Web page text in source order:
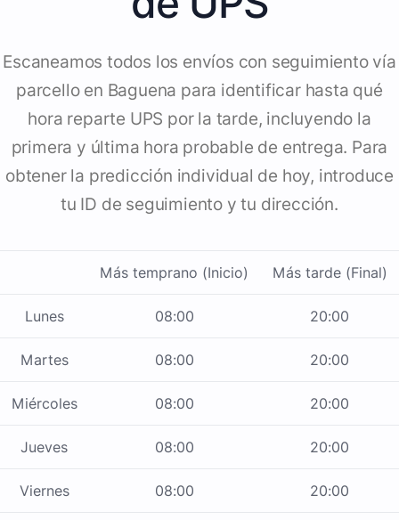
Escaneamos todos los envíos con seguimiento vía
parcello en Baguena para identificar hasta qué
hora reparte UPS por la tarde, incluyendo la
primera y última hora probable de entrega. Para
obtener la predicción individual de hoy, introduce
tu ID de seguimiento y tu dirección.
Más temprano (Inicio) Más tarde (Final)
Lunes 08:00 20:00
Martes 08:00 20:00
Miércoles 08:00 20:00
Jueves 08:00 20:00
Viernes 08:00 20:00